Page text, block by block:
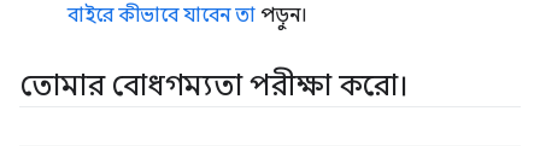
বাইরে কীভাবে যাবেন তা পড়ুন।
তোমার বোধগম্যতা পরীক্ষা করো।